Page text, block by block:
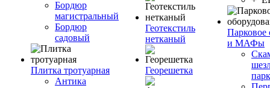
Бордюр
магистральный
Бордюр
садовый
Плитка тротуарная
Антика
Геотекстиль
нетканый
Георешетка
Парковое
и МАФы